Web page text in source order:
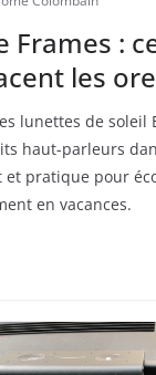
Frames :
les
lunettes de soleil
haut-parleurs
et pratique pour
en vacances.